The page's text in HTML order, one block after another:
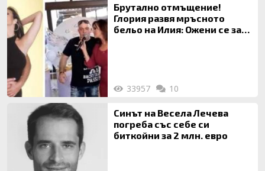
Брутално отмъщение!
Глория развя мръсното
бельо на Илия: Ожени се за
33957 10
Синът на Весела Лечева
погреба със себе си
биткойни за 2 млн. евро